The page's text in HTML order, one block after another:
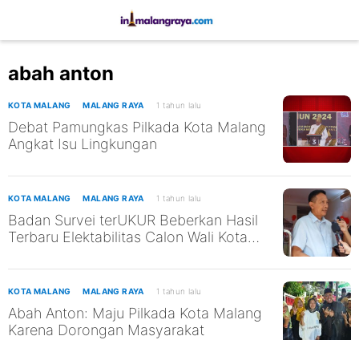
abah anton
KOTA MALANG MALANG RAYA 1 tahun lalu
Debat Pamungkas Pilkada Kota Malang
Angkat Isu Lingkungan
KOTA MALANG MALANG RAYA 1 tahun lalu
Badan Survei terUKUR Beberkan Hasil
Terbaru Elektabilitas Calon Wali Kota
KOTA MALANG MALANG RAYA 1 tahun lalu
Abah Anton: Maju Pilkada Kota Malang
Karena Dorongan Masyarakat